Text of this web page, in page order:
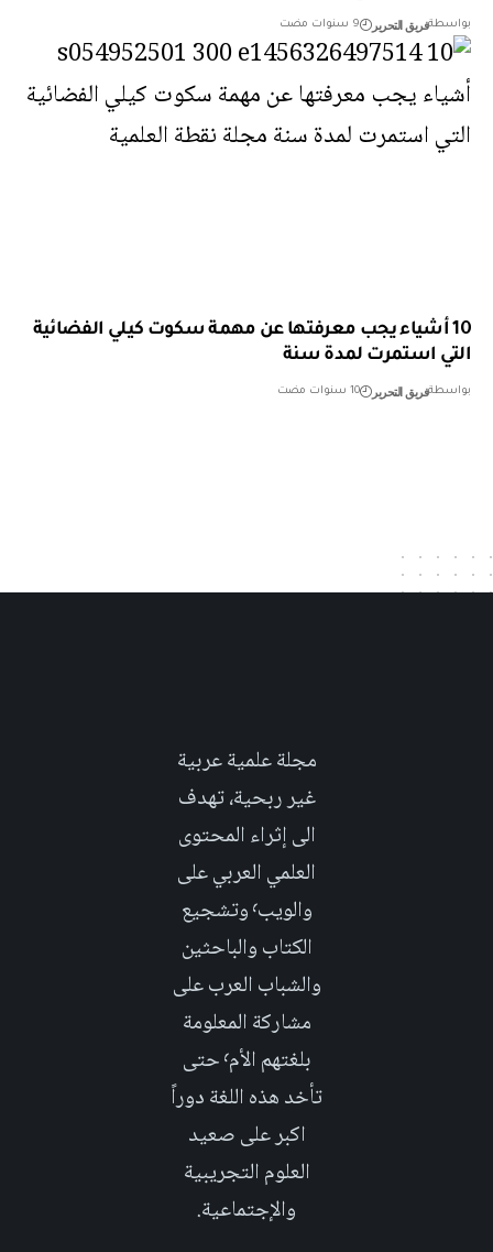
بواسطةفريق التحرير 9 سنوات مضت
10 أشياء يجب معرفتها عن مهمة سكوت كيلي الفضائية
التي استمرت لمدة سنة
بواسطةفريق التحرير 10 سنوات مضت
مجلة علمية عربية
غير ربحية، تهدف
الى إثراء المحتوى
العلمي العربي على
والويب٬ وتشجيع
الكتاب والباحثين
والشباب العرب على
مشاركة المعلومة
بلغتهم الأم٬ حتى
تأخد هذه اللغة دوراً
اكبر على صعيد
العلوم التجريبية
والإجتماعية.